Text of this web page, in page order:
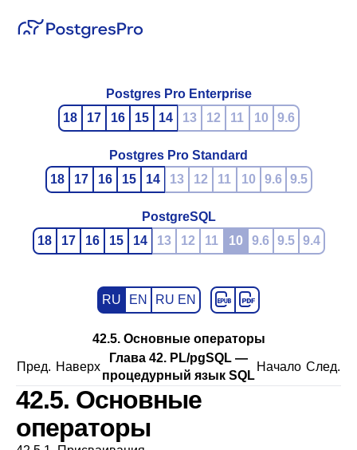
Postgres Pro Enterprise
18
17 16 15 14 13 12 11 10 9.6
Postgres Pro Standard
18
17 16 15 14 13 12 11 10 9.6 9.5
PostgreSQL
18
17 16 15 14 13 12 11 10 9.6 9.5 9.4
RU EN RU EN
42.5. Основные операторы
Пред. Наверх
Глава 42. PL/pgSQL —
процедурный язык SQL
Начало След.
42.5. Основные
операторы